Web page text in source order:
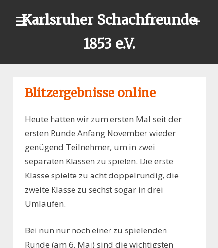
Karlsruher Schachfreunde
1853 e.V.
Blitzergebnisse online
Heute hatten wir zum ersten Mal seit der
ersten Runde Anfang November wieder
genügend Teilnehmer, um in zwei
separaten Klassen zu spielen. Die erste
Klasse spielte zu acht doppelrundig, die
zweite Klasse zu sechst sogar in drei
Umläufen.
Bei nun nur noch einer zu spielenden
Runde (am 6. Mai) sind die wichtigsten